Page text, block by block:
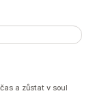
a zůstat v soul